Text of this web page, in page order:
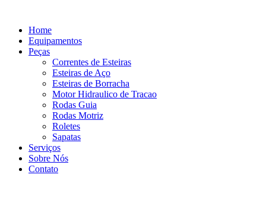
conteúdo
Home
Equipamentos
Peças
Correntes de Esteiras
Esteiras de Aço
Esteiras de Borracha
Motor Hidraulico de Tracao
Rodas Guia
Rodas Motriz
Roletes
Sapatas
Serviços
Sobre Nós
Contato